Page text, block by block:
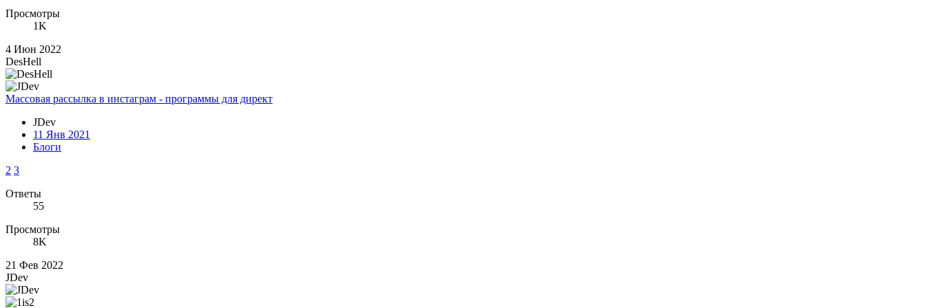
Просмотры
1K
4 Июн 2022
DesHell
Массовая рассылка в инстаграм - программы для директ
JDev
11 Янв 2021
Блоги
2 3
Ответы
55
Просмотры
8K
21 Фев 2022
JDev